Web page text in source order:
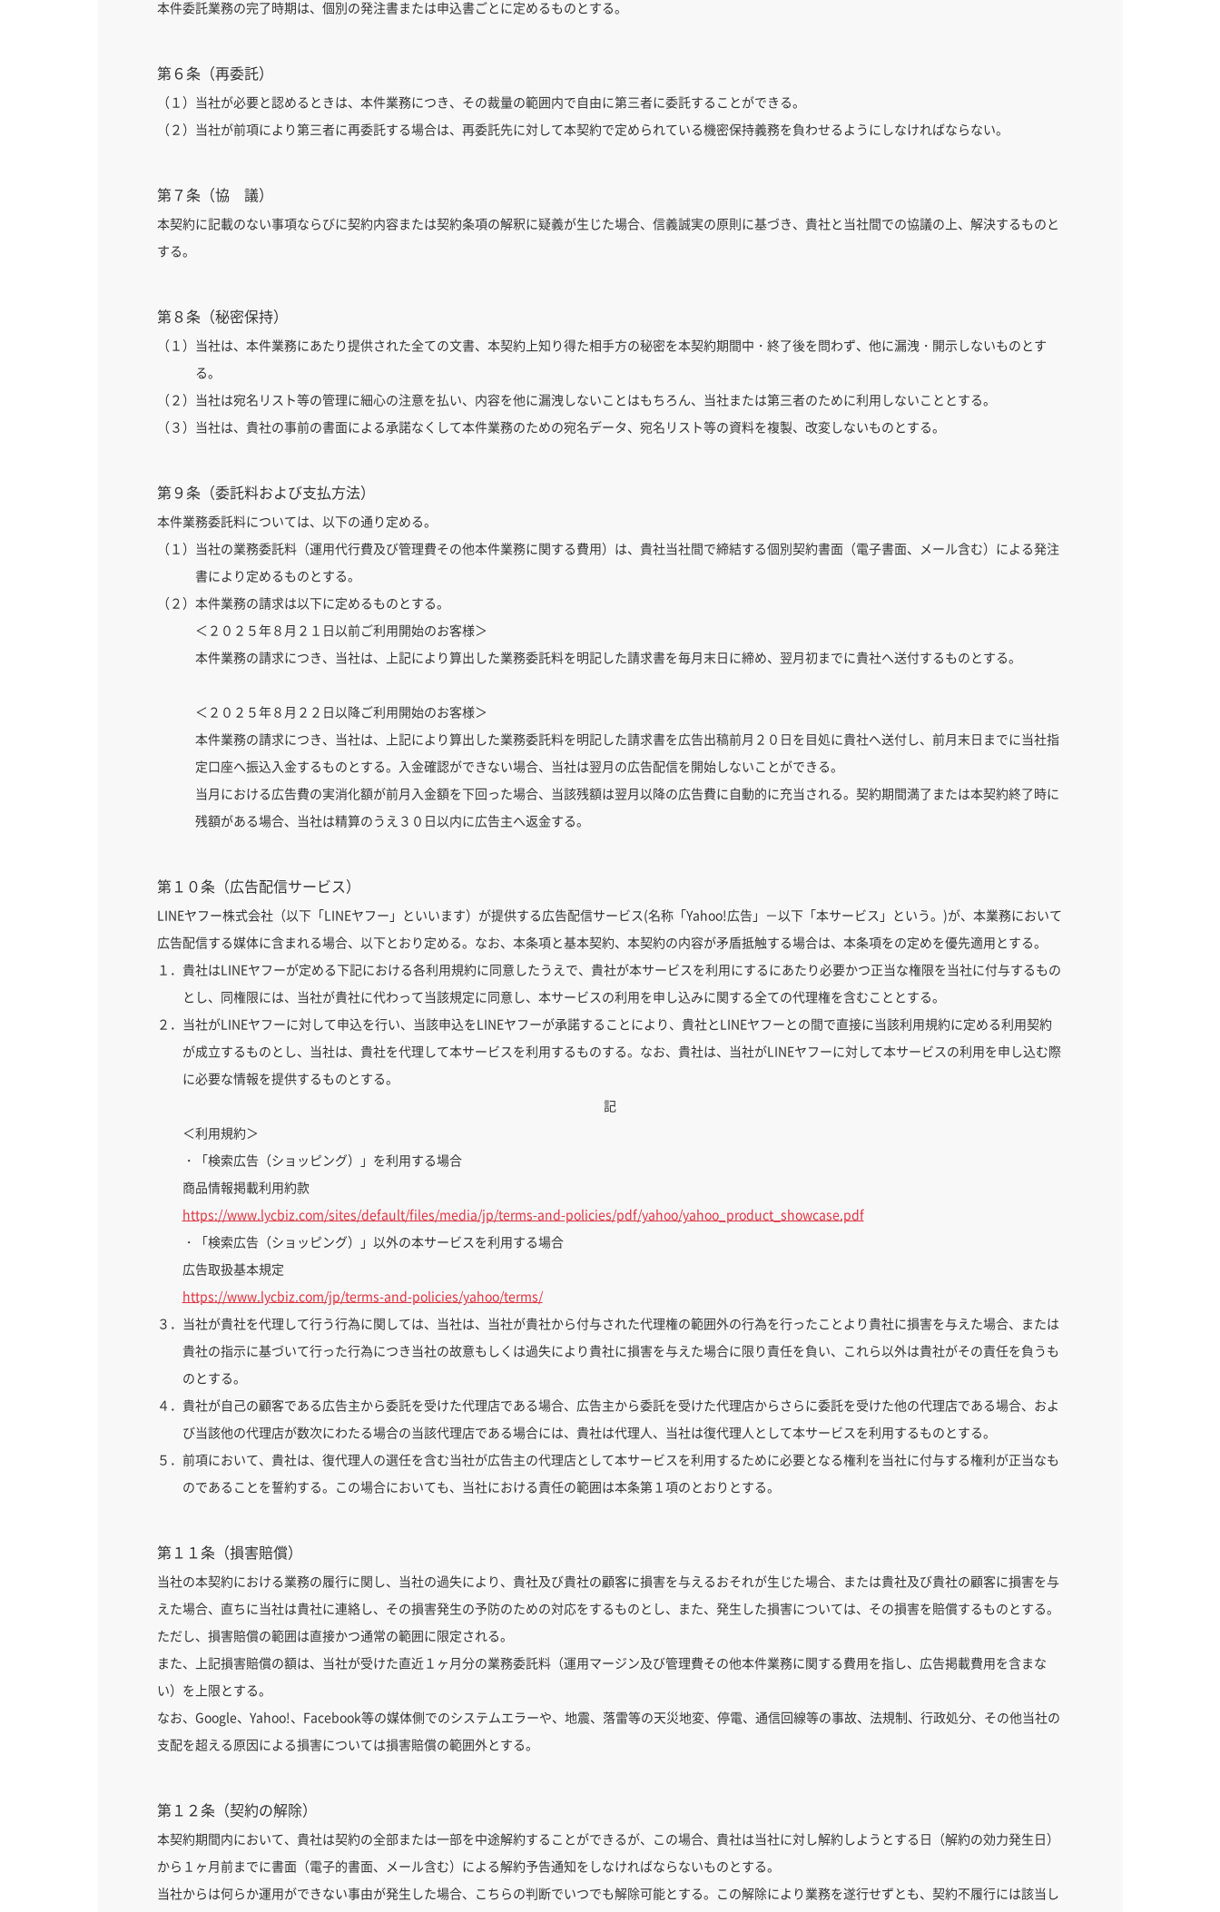
本件委託業務の完了時期は、個別の発注書または申込書ごとに定めるものとする。
第６条（再委託）
（１）当社が必要と認めるときは、本件業務につき、その裁量の範囲内で自由に第三者に委託することができる。
（２）当社が前項により第三者に再委託する場合は、再委託先に対して本契約で定められている機密保持義務を負わせるようにしなければならない。
第７条（協 議）
本契約に記載のない事項ならびに契約内容または契約条項の解釈に疑義が生じた場合、信義誠実の原則に基づき、貴社と当社間での協議の上、解決するものと
する。
第８条（秘密保持）
（１）当社は、本件業務にあたり提供された全ての文書、本契約上知り得た相手方の秘密を本契約期間中・終了後を問わず、他に漏洩・開示しないものとす
る。
（２）当社は宛名リスト等の管理に細心の注意を払い、内容を他に漏洩しないことはもちろん、当社または第三者のために利用しないこととする。
（３）当社は、貴社の事前の書面による承諾なくして本件業務のための宛名データ、宛名リスト等の資料を複製、改変しないものとする。
第９条（委託料および支払方法）
本件業務委託料については、以下の通り定める。
（１）当社の業務委託料（運用代行費及び管理費その他本件業務に関する費用）は、貴社当社間で締結する個別契約書面（電子書面、メール含む）による発注
書により定めるものとする。
（２）本件業務の請求は以下に定めるものとする。
＜２０２５年８月２１日以前ご利用開始のお客様＞
本件業務の請求につき、当社は、上記により算出した業務委託料を明記した請求書を毎月末日に締め、翌月初までに貴社へ送付するものとする。
＜２０２５年８月２２日以降ご利用開始のお客様＞
本件業務の請求につき、当社は、上記により算出した業務委託料を明記した請求書を広告出稿前月２０日を目処に貴社へ送付し、前月末日までに当社指
定口座へ振込入金するものとする。入金確認ができない場合、当社は翌月の広告配信を開始しないことができる。
当月における広告費の実消化額が前月入金額を下回った場合、当該残額は翌月以降の広告費に自動的に充当される。契約期間満了または本契約終了時に
残額がある場合、当社は精算のうえ３０日以内に広告主へ返金する。
第１０条（広告配信サービス）
LINEヤフー株式会社（以下「LINEヤフー」といいます）が提供する広告配信サービス(名称「Yahoo!広告」－以下「本サービス」という。)が、本業務において
広告配信する媒体に含まれる場合、以下とおり定める。なお、本条項と基本契約、本契約の内容が矛盾抵触する場合は、本条項をの定めを優先適用とする。
１．貴社はLINEヤフーが定める下記における各利用規約に同意したうえで、貴社が本サービスを利用にするにあたり必要かつ正当な権限を当社に付与するもの
とし、同権限には、当社が貴社に代わって当該規定に同意し、本サービスの利用を申し込みに関する全ての代理権を含むこととする。
２．当社がLINEヤフーに対して申込を行い、当該申込をLINEヤフーが承諾することにより、貴社とLINEヤフーとの間で直接に当該利用規約に定める利用契約
が成立するものとし、当社は、貴社を代理して本サービスを利用するものする。なお、貴社は、当社がLINEヤフーに対して本サービスの利用を申し込む際
に必要な情報を提供するものとする。
記
＜利用規約＞
・「検索広告（ショッピング）」を利用する場合
商品情報掲載利用約款
https://www.lycbiz.com/sites/default/files/media/jp/terms-and-policies/pdf/yahoo/yahoo_product_showcase.pdf
・「検索広告（ショッピング）」以外の本サービスを利用する場合
広告取扱基本規定
https://www.lycbiz.com/jp/terms-and-policies/yahoo/terms/
３．当社が貴社を代理して行う行為に関しては、当社は、当社が貴社から付与された代理権の範囲外の行為を行ったことより貴社に損害を与えた場合、または
貴社の指示に基づいて行った行為につき当社の故意もしくは過失により貴社に損害を与えた場合に限り責任を負い、これら以外は貴社がその責任を負うも
のとする。
４．貴社が自己の顧客である広告主から委託を受けた代理店である場合、広告主から委託を受けた代理店からさらに委託を受けた他の代理店である場合、およ
び当該他の代理店が数次にわたる場合の当該代理店である場合には、貴社は代理人、当社は復代理人として本サービスを利用するものとする。
５．前項において、貴社は、復代理人の選任を含む当社が広告主の代理店として本サービスを利用するために必要となる権利を当社に付与する権利が正当なも
のであることを誓約する。この場合においても、当社における責任の範囲は本条第１項のとおりとする。
第１１条（損害賠償）
当社の本契約における業務の履行に関し、当社の過失により、貴社及び貴社の顧客に損害を与えるおそれが生じた場合、または貴社及び貴社の顧客に損害を与
えた場合、直ちに当社は貴社に連絡し、その損害発生の予防のための対応をするものとし、また、発生した損害については、その損害を賠償するものとする。
ただし、損害賠償の範囲は直接かつ通常の範囲に限定される。
また、上記損害賠償の額は、当社が受けた直近１ヶ月分の業務委託料（運用マージン及び管理費その他本件業務に関する費用を指し、広告掲載費用を含まな
い）を上限とする。
なお、Google、Yahoo!、Facebook等の媒体側でのシステムエラーや、地震、落雷等の天災地変、停電、通信回線等の事故、法規制、行政処分、その他当社の
支配を超える原因による損害については損害賠償の範囲外とする。
第１２条（契約の解除）
本契約期間内において、貴社は契約の全部または一部を中途解約することができるが、この場合、貴社は当社に対し解約しようとする日（解約の効力発生日）
から１ヶ月前までに書面（電子的書面、メール含む）による解約予告通知をしなければならないものとする。
当社からは何らか運用ができない事由が発生した場合、こちらの判断でいつでも解除可能とする。この解除により業務を遂行せずとも、契約不履行には該当し